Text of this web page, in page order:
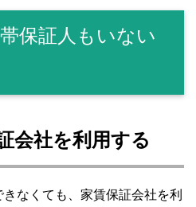
保証人もいない
会社を利用する
なくても、家賃保証会社を利